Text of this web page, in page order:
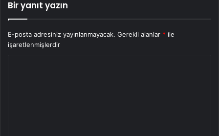
Bir yanıt yazın
E-posta adresiniz yayınlanmayacak. Gerekli alanlar * ile
işaretlenmişlerdir